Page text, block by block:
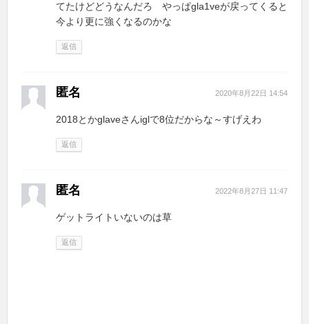
てたけどどうなんだろ やっぱgla1veが戻ってくると
今より更に強くなるのかな
返信
匿名 2020年8月22日 14:54
2018とかglaveさんiglで8位だからな～すげえわ
返信
匿名 2022年8月27日 11:47
ゲットライトいないのは草
返信